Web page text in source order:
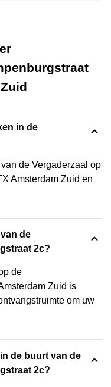
in de
de Vergaderzaal op
Amsterdam Zuid en
de
2c?
de
Zuid is
om uw
de buurt van de
2c?